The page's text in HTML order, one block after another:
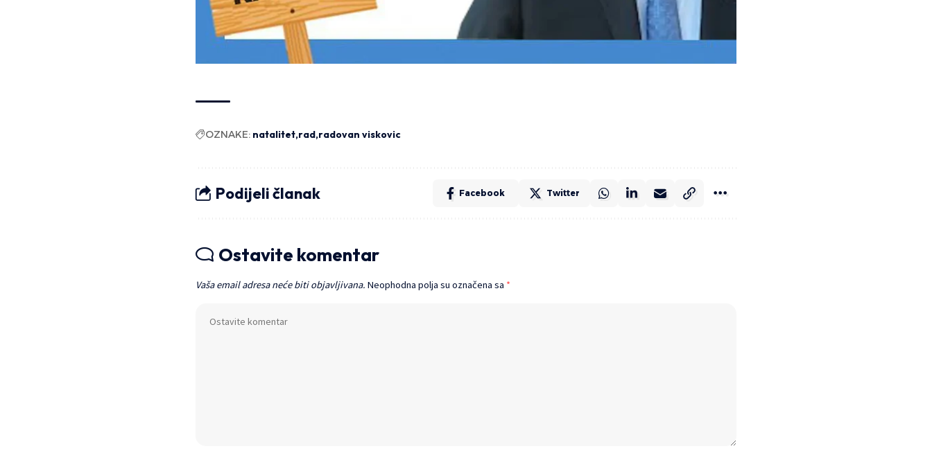
OZNAKE: natalitet rad radovan viskovic
Podijeli članak Facebook Twitter
Ostavite komentar
Vaša email adresa neće biti objavljivana. Neophodna polja su označena sa *